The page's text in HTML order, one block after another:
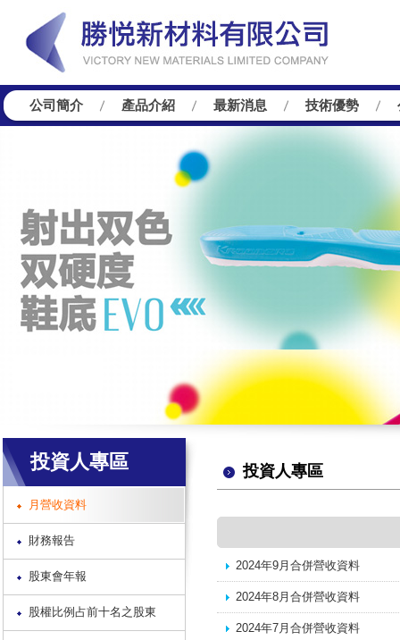
公司簡介 產品介紹 最新消息 技術優勢
投資人專區
月營收資料
財務報告
股東會年報
股權比例占前十名之股東
投資人專區
2024年9月合併營收資料
2024年8月合併營收資料
2024年7月合併營收資料